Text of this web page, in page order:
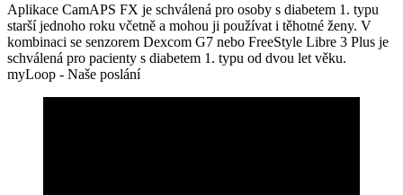
Aplikace CamAPS FX je schválená pro osoby s diabetem 1. typu
starší jednoho roku včetně a mohou ji používat i těhotné ženy. V
kombinaci se senzorem Dexcom G7 nebo FreeStyle Libre 3 Plus je
schválená pro pacienty s diabetem 1. typu od dvou let věku.
myLoop - Naše poslání